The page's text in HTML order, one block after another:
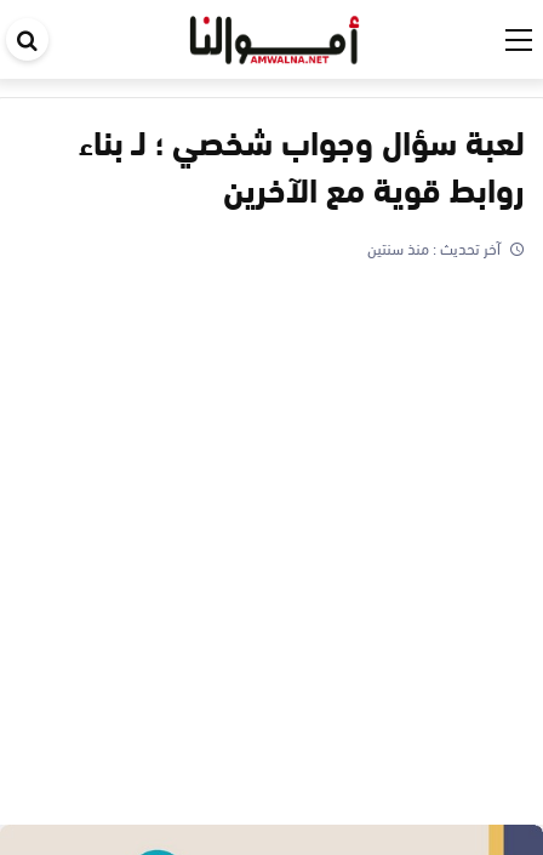
لعبة سؤال وجواب شخصي ؛ لـ بناء
روابط قوية مع الآخرين
آخر تحديث :منذ سنتين